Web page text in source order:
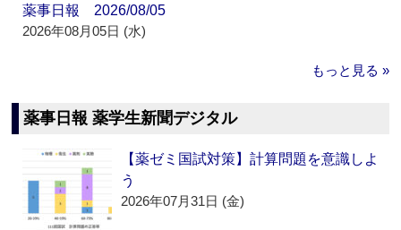
薬事日報 2026/08/05
2026年08月05日 (水)
もっと見る »
薬事日報 薬学生新聞デジタル
【薬ゼミ国試対策】計算問題を意識しよ
う
2026年07月31日 (金)